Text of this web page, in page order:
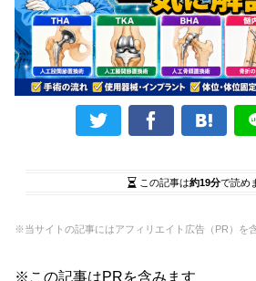
この記事は約19分で読め
※当サイトの記事にはアフィリエイト広告（PR）を
※この記事はPRを含みます